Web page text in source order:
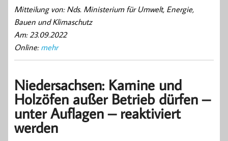
Mitteilung von: Nds. Ministerium für Umwelt, Energie,
Bauen und Klimaschutz
Am: 23.09.2022
Online: mehr
Niedersachsen: Kamine und
Holzöfen außer Betrieb dürfen –
unter Auflagen – reaktiviert
werden